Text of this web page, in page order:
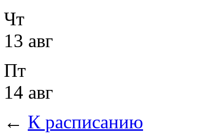
Чт
13 авг
Пт
14 авг
← К расписанию